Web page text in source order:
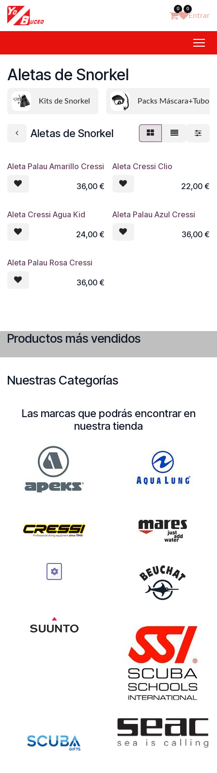
Ir al contenido 0 0
Entrar
Aletas de Snorkel
Kits de Snorkel Packs Máscara+Tubo
Aletas de Snorkel
Aleta Palau Amarillo Cressi
36,00€
Aleta Cressi Clio
22,00€
Aleta Cressi Agua Kid
24,00€
Aleta Palau Azul Cressi
36,00€
Aleta Palau Rosa Cressi
36,00€
Productos más vendidos
Nuestras Categorías
Las marcas que podrás encontrar en
nuestra tienda